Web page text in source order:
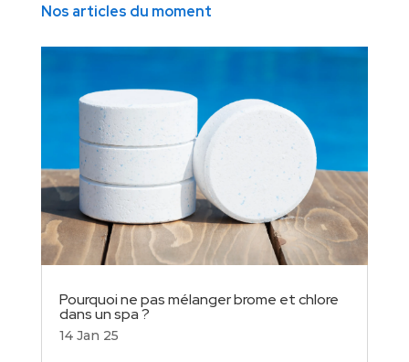
Nos articles du moment
Pourquoi ne pas mélanger brome et chlore
dans un spa ?
14 Jan 25